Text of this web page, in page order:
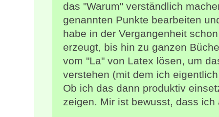
das "Warum" verständlich
genannten Punkte bearbeiten
habe in der Vergangenheit
erzeugt, bis hin zu ganzen
vom "La" von Latex lösen, um
verstehen (mit dem ich
Ob ich das dann produktiv
zeigen. Mir ist bewusst, dass